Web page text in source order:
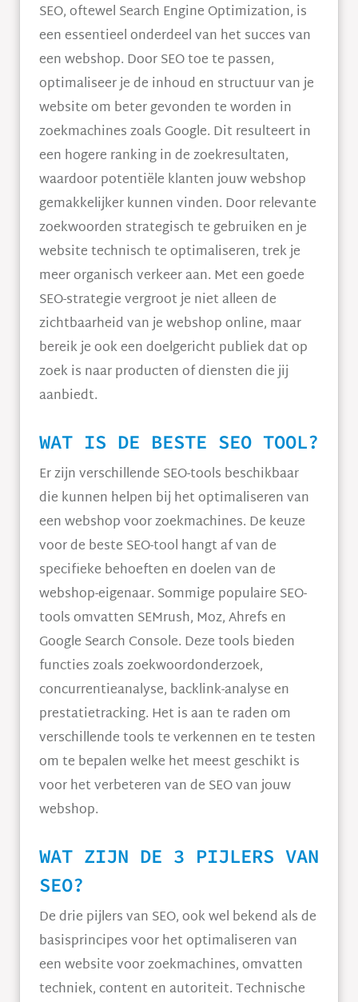
SEO, oftewel Search Engine Optimization, is
een essentieel onderdeel van het succes van
een webshop. Door SEO toe te passen,
optimaliseer je de inhoud en structuur van je
website om beter gevonden te worden in
zoekmachines zoals Google. Dit resulteert in
een hogere ranking in de zoekresultaten,
waardoor potentiële klanten jouw webshop
gemakkelijker kunnen vinden. Door relevante
zoekwoorden strategisch te gebruiken en je
website technisch te optimaliseren, trek je
meer organisch verkeer aan. Met een goede
SEO-strategie vergroot je niet alleen de
zichtbaarheid van je webshop online, maar
bereik je ook een doelgericht publiek dat op
zoek is naar producten of diensten die jij
aanbiedt.
WAT IS DE BESTE SEO TOOL?
Er zijn verschillende SEO-tools beschikbaar
die kunnen helpen bij het optimaliseren van
een webshop voor zoekmachines. De keuze
voor de beste SEO-tool hangt af van de
specifieke behoeften en doelen van de
webshop-eigenaar. Sommige populaire SEO-
tools omvatten SEMrush, Moz, Ahrefs en
Google Search Console. Deze tools bieden
functies zoals zoekwoordonderzoek,
concurrentieanalyse, backlink-analyse en
prestatietracking. Het is aan te raden om
verschillende tools te verkennen en te testen
om te bepalen welke het meest geschikt is
voor het verbeteren van de SEO van jouw
webshop.
WAT ZIJN DE 3 PIJLERS VAN
SEO?
De drie pijlers van SEO, ook wel bekend als de
basisprincipes voor het optimaliseren van
een website voor zoekmachines, omvatten
techniek, content en autoriteit. Technische